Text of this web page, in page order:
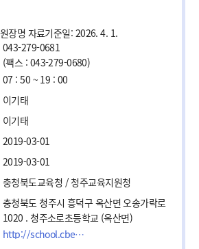
장명 자료기준일: 2026. 4. 1.
043-279-0681
(팩스 : 043-279-0680)
07 : 50 ~ 19 : 00
이기태
이기태
2019-03-01
2019-03-01
충청북도교육청 / 청주교육지원청
충청북도 청주시 흥덕구 옥산면 오송가락로
1020 . 청주소로초등학교 (옥산면)
http://school.cbe.go.kr/cjsoro